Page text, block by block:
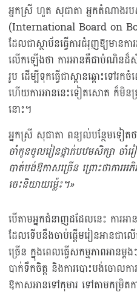
អ្នកស្រី ហួត សុជាតា អ្នកតំណាងរ
(International Board on
ដែលជាស្ថាប័នធ្វើការជំរុញឱ្យមាន
លើកឡើងថា ការអានគឺជាបំណិនដ៏សំ
រូប ដើម្បីទុកធ្វើជាស្ពានឆ្ពោះទៅ
ហើយការអាននេះទៀតសោត ក៏មិន
នោះ។
អ្នកស្រី សុជាតា ពន្យល់បន្ថែមទៀត
ចាំ​កូន​ចូលរៀន​ថ្នាក់​បឋម​សិក្សា​ ​ចាំ​រ
បាត់​បង់​ឱកាស​ច្រើន ព្រោះ​ថា​ការ​អភិ
ចេះ​និយាយ​ម្ល៉េះ។»
បើតាមអ្នកជំនាញដដែលនេះ ការអ
ដែលទើបនឹងចាប់ផ្ដើមរៀនអានជាល
ច្រើន ក្នុងពេលធ្វើសកម្មភាពអានម្
បាក់ទឹកចិត្ត និងការបោះបង់ចោលកា
ឱកាស​អាន​ទៅ​កុមារ​ ទៅ​តាម​កម្រិ